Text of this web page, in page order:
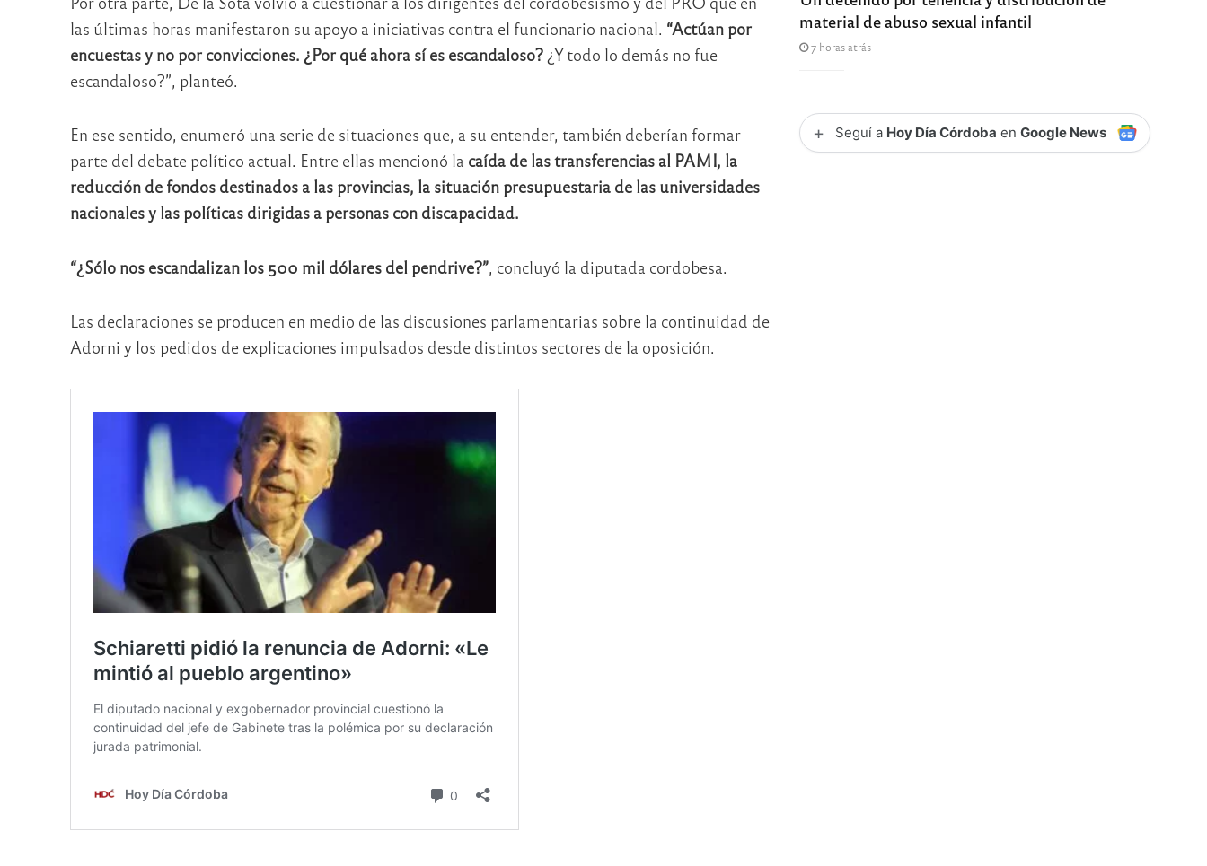
las últimas horas manifestaron su apoyo a iniciativas contra el funcionario nacional. “Actúan por
encuestas y no por convicciones. ¿Por qué ahora sí es escandaloso?¿Y todo lo demás no fue
escandaloso?”, planteó.
En ese sentido, enumeró una serie de situaciones que, a su entender, también deberían formar
parte del debate político actual. Entre ellas mencionó la caída de las transferencias al PAMI, la
reducción de fondos destinados a las provincias, la situación presupuestaria de las universidades
nacionales y las políticas dirigidas a personas con discapacidad.
“¿Sólo nos escandalizan los 500 mil dólares del pendrive?”, concluyó la diputada cordobesa.
Las declaraciones se producen en medio de las discusiones parlamentarias sobre la continuidad de
Adorni y los pedidos de explicaciones impulsados desde distintos sectores de la oposición.
material de abuso sexual infantil
7 horas atrás
+ Seguí a Hoy Día Córdoba enGoogle News